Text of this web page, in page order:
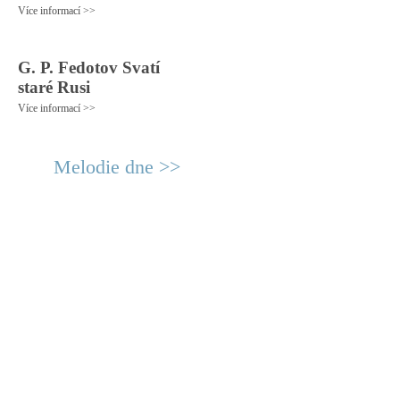
Více informací >>
G. P. Fedotov Svatí
staré Rusi
Více informací >>
Melodie dne >>